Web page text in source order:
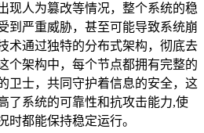
现人为篡改等情况，整个系统的稳
到严重威胁，甚至可能导致系统崩
术通过独特的分布式架构，彻底去
个架构中，每个节点都拥有完整的
卫士，共同守护着信息的安全，这
了系统的可靠性和抗攻击能力,使
时都能保持稳定运行。